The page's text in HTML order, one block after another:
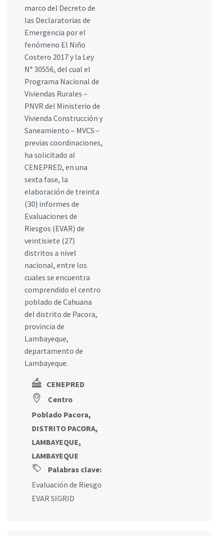
marco del Decreto de
las Declaratorias de
Emergencia por el
fenómeno El Niño
Costero 2017 y la Ley
N° 30556, del cual el
Programa Nacional de
Viviendas Rurales –
PNVR del Ministerio de
Vivienda Construcción y
Saneamiento – MVCS –
previas coordinaciones,
ha solicitado al
CENEPRED, en una
sexta fase, la
elaboración de treinta
(30) informes de
Evaluaciones de
Riesgos (EVAR) de
veintisiete (27)
distritos a nivel
nacional, entre los
cuales se encuentra
comprendido el centro
poblado de Cahuana
del distrito de Pacora,
provincia de
Lambayeque,
departamento de
Lambayeque.
CENEPRED
Centro
Poblado Pacora,
DISTRITO PACORA,
LAMBAYEQUE,
LAMBAYEQUE
Palabras clave:
Evaluación de Riesgo
EVAR SIGRID